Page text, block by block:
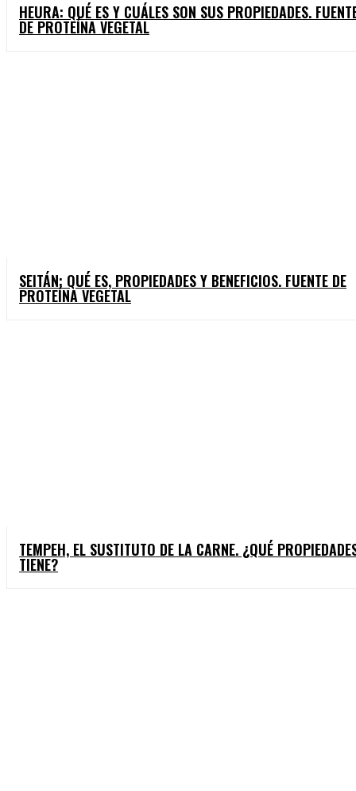
HEURA: QUÉ ES Y CUÁLES SON SUS PROPIEDADES.
DE PROTEÍNA VEGETAL
SEITÁN: QUÉ ES, PROPIEDADES Y BENEFICIOS. FUENTE DE
PROTEÍNA VEGETAL
TEMPEH, EL SUSTITUTO DE LA CARNE. ¿QUÉ
TIENE?